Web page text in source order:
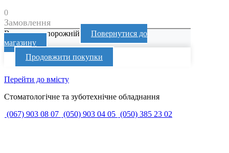
0
Замовлення
Ваш кошик порожній
Повернутися до
магазину
Продовжити покупки
Перейти до вмісту
Стоматологічне та зуботехнічне обладнання
(067) 903 08 07 (050) 903 04 05 (050) 385 23 02